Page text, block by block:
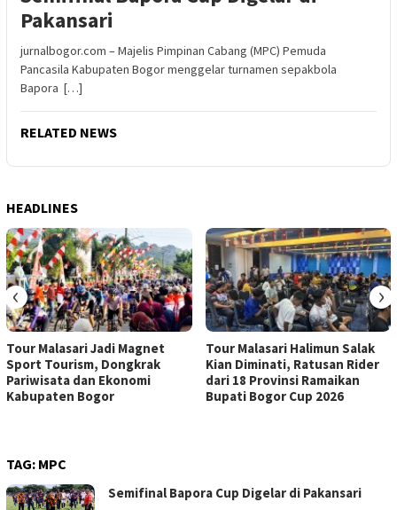
Pakansari
jurnalbogor.com – Majelis Pimpinan Cabang (MPC) Pemuda
Pancasila Kabupaten Bogor menggelar turnamen sepakbola
Bapora […]
RELATED NEWS
HEADLINES
Tour Malasari Jadi Magnet
Sport Tourism, Dongkrak
Pariwisata dan Ekonomi
Kabupaten Bogor
Tour Malasari Halimun Salak
Kian Diminati, Ratusan Rider
dari 18 Provinsi Ramaikan
Bupati Bogor Cup 2026
‹ ›
TAG: MPC
Semifinal Bapora Cup Digelar di Pakansari